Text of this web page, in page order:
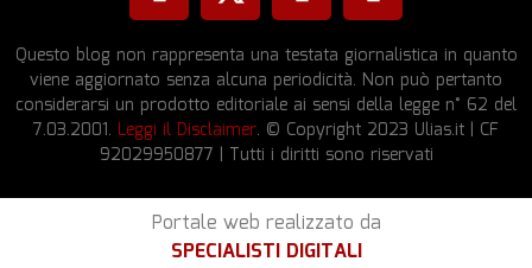
Questo blog non rappresenta una testata giornalistica in quanto
viene aggiornato senza alcuna periodicità. Non può pertanto
considerarsi un prodotto editoriale ai sensi della legge n° 62 del
7.03.2001. Leggi il Disclaimer. © Copyright 2023 Ulias.it | CF
92029950877 | Tutti i diritti sono riservati
Portale web realizzato da
SPECIALISTI DIGITALI